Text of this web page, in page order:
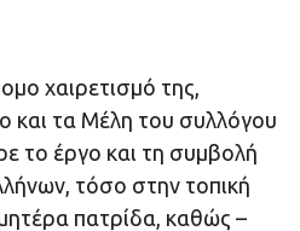
χαιρετισμό της,
και τα Μέλη του συλλόγου
το έργο και τη συμβολή
τόσο στην τοπική
πατρίδα, καθώς –